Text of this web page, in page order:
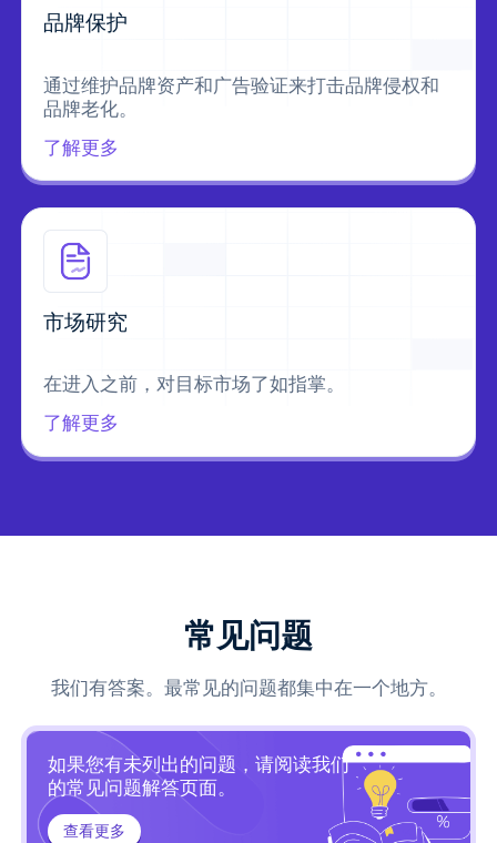
品牌保护
通过维护品牌资产和广告验证来打击品牌侵权和
品牌老化。
了解更多
市场研究
在进入之前，对目标市场了如指掌。
了解更多
常见问题
我们有答案。最常见的问题都集中在一个地方。
如果您有未列出的问题，请阅读我们
的常见问题解答页面。
查看更多